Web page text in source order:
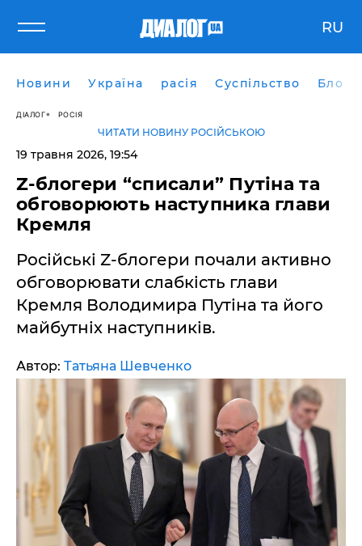
RU
Новини Україна расія Суспільство Блоги
ДІАЛОГ РОСІЯ
ЧИТАТИ НОВИНУ РОСІЙСЬКОЮ
19 травня 2026, 19:54
​Z-блогери “списали” Путіна та
обговорюють наступника глави
Кремля
Російські Z-блогери почали активно
обговорювати слабкість глави
Кремля Володимира Путіна та його
майбутніх наступників.
Автор: Татьяна Шевченко